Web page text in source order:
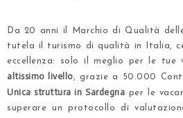
Da 20 anni il Marchio di Qualità
tutela il turismo di qualità in Italia,
eccellenza: solo il meglio per le
altissimo livello, grazie a 50.000
Unica struttura in Sardegna per le
superare un protocollo di